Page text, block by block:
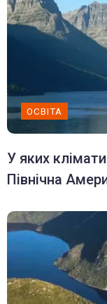
ОСВІТА
У яких
Північна